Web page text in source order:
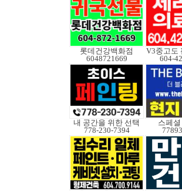
롯데건강백화점
6048721669
604-
내 공간을 위한 선택
778-230-7394
스페